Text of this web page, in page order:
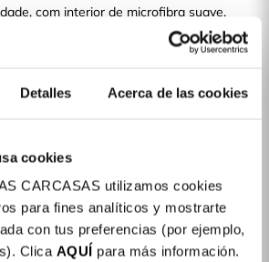
Detalles Acerca de las cookies
cookies
CARCASAS utilizamos cookies
para fines analíticos y mostrarte
con tus preferencias (por ejemplo,
Clica AQUÍ para más información.
com interior de microfibra suave.
de maneira que não aporta volume
os botões e portas.